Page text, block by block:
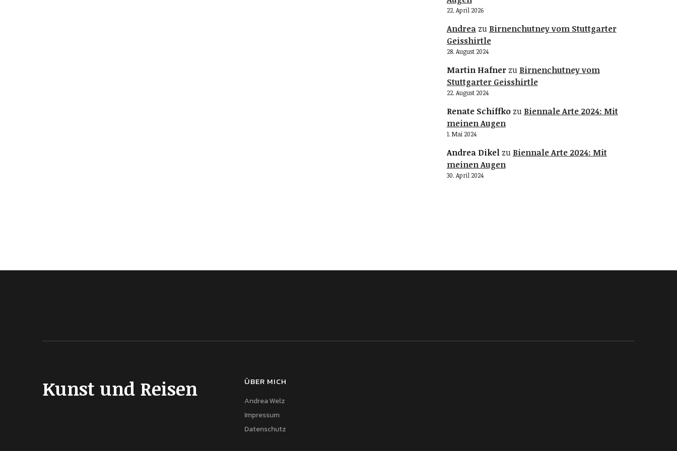
22. April 2026
Andreazu Birnenchutney vom Stuttgarter
Geisshirtle
28. August 2024
Martin Hafnerzu Birnenchutney vom
Stuttgarter Geisshirtle
22. August 2024
Renate Schiffkozu Biennale Arte 2024: Mit
meinen Augen
1. Mai 2024
Andrea Dikelzu Biennale Arte 2024: Mit
meinen Augen
30. April 2024
Kunst und Reisen ÜBER MICH
Andrea Welz
Impressum
Datenschutz